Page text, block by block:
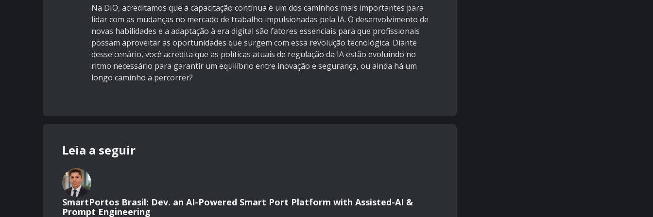
Na DIO, acreditamos que a capacitação contínua é um dos caminhos mais importantes para
lidar com as mudanças no mercado de trabalho impulsionadas pela IA. O desenvolvimento de
novas habilidades e a adaptação à era digital são fatores essenciais para que profissionais
possam aproveitar as oportunidades que surgem com essa revolução tecnológica. Diante
desse cenário, você acredita que as políticas atuais de regulação da IA estão evoluindo no
ritmo necessário para garantir um equilíbrio entre inovação e segurança, ou ainda há um
longo caminho a percorrer?
Leia a seguir
SmartPortos Brasil: Dev. an AI-Powered Smart Port Platform with Assisted-AI &
Prompt Engineering